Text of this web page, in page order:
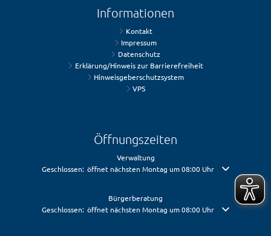
Informationen
Kontakt
Impressum
Datenschutz
Erklärung/Hinweis zur Barrierefreiheit
Hinweisgeberschutzsystem
VPS
Öffnungszeiten
Verwaltung
Klicken, um weitere Öffnungs- oder Schließzeiten auszublenden
Geschlossen: öffnet nächsten Montag um 08:00 Uhr
Bürgerberatung
Klicken, um weitere Öffnungs- oder Schließzeiten auszublenden
Geschlossen: öffnet nächsten Montag um 08:00 Uhr